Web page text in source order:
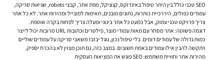
SEO טכני כולל בין היתר טיפול באינדוקס, קנוניקל, מפת אתר, קבצי robots, שגיאות סריקה,
עמודים כפולים, היררכיית כותרות, נתונים מובנים, תאימות למובייל ומהירות אתר. לא כל אתר
צריך פרויקט טכני עמוק, אבל כמעט כל אתר בינוני ומעלה צריך לפחות בקרה שוטפת.
דוגמה פשוטה: אתר מסחר עם מאות עמודי מוצר, פילטרים וכתובות URL מרובות יכול לייצר
כמות גדולה של עמודים דומים. בלי טיפול נכון, גוגל יבזבז משאבי סריקה על עמודים שוליים
ויתקשה להבין אילו עמודים באמת חשובים. במצב כזה, גם תוכן מצוין לא בהכרח יספיק.
מהירות אתר וחוויית משתמש: SEO פוגש את המציאות העסקית